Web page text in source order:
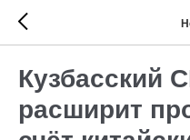
Кузбасский
расширит